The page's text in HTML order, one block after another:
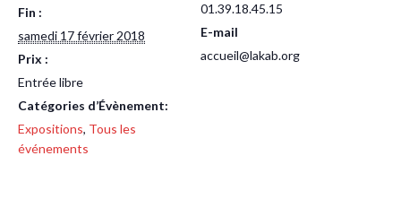
Fin :
samedi 17 février 2018
Prix :
Entrée libre
Catégories d’Évènement:
Expositions, Tous les
événements
01.39.18.45.15
E-mail
accueil@lakab.org